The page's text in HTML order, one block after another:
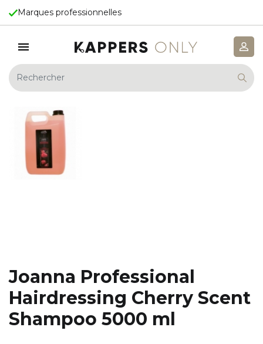
Marques professionnelles
Joanna Professional
Hairdressing Cherry Scent
Shampoo 5000 ml